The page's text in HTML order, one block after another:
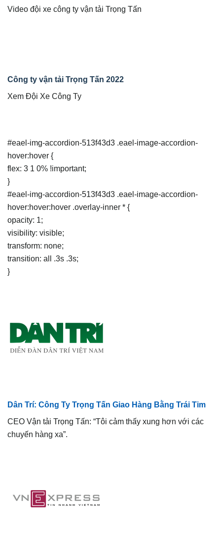
Video đội xe công ty vận tải Trọng Tấn
Công ty vận tải Trọng Tấn 2022
Xem Đội Xe Công Ty
#eael-img-accordion-513f43d3 .eael-image-accordion-
hover:hover {
flex: 3 1 0% !important;
}
#eael-img-accordion-513f43d3 .eael-image-accordion-
hover:hover:hover .overlay-inner * {
opacity: 1;
visibility: visible;
transform: none;
transition: all .3s .3s;
}
Dân Trí: Công Ty Trọng Tấn Giao Hàng Bằng Trái Tim
CEO Vận tải Trọng Tấn: “Tôi cảm thấy xung hơn với các
chuyến hàng xa”.